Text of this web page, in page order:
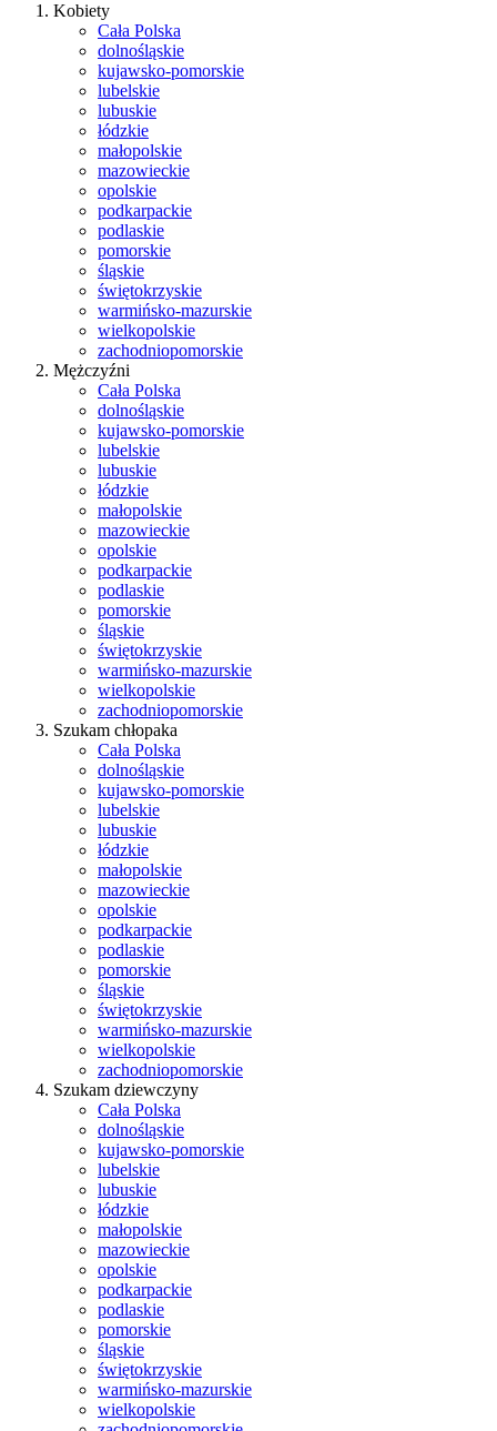
Kobiety
Cała Polska
dolnośląskie
kujawsko-pomorskie
lubelskie
lubuskie
łódzkie
małopolskie
mazowieckie
opolskie
podkarpackie
podlaskie
pomorskie
śląskie
świętokrzyskie
warmińsko-mazurskie
wielkopolskie
zachodniopomorskie
Mężczyźni
Cała Polska
dolnośląskie
kujawsko-pomorskie
lubelskie
lubuskie
łódzkie
małopolskie
mazowieckie
opolskie
podkarpackie
podlaskie
pomorskie
śląskie
świętokrzyskie
warmińsko-mazurskie
wielkopolskie
zachodniopomorskie
Szukam chłopaka
Cała Polska
dolnośląskie
kujawsko-pomorskie
lubelskie
lubuskie
łódzkie
małopolskie
mazowieckie
opolskie
podkarpackie
podlaskie
pomorskie
śląskie
świętokrzyskie
warmińsko-mazurskie
wielkopolskie
zachodniopomorskie
Szukam dziewczyny
Cała Polska
dolnośląskie
kujawsko-pomorskie
lubelskie
lubuskie
łódzkie
małopolskie
mazowieckie
opolskie
podkarpackie
podlaskie
pomorskie
śląskie
świętokrzyskie
warmińsko-mazurskie
wielkopolskie